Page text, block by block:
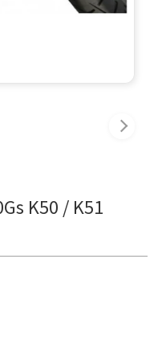
K50 / K51